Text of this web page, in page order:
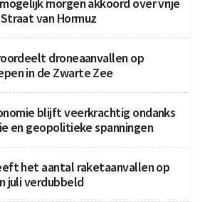
van Hormuz
droneaanvallen op
in de Zwarte Zee
blijft veerkrachtig ondanks
en geopolitieke spanningen
het aantal raketaanvallen op
juli verdubbeld